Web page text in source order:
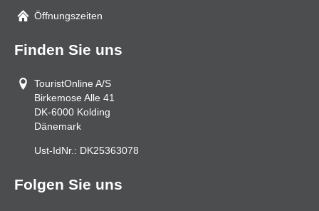
Mail
Öffnungszeiten
Finden Sie uns
TouristOnline A/S
Birkemose Alle 41
DK-6000 Kolding
Dänemark
Ust-IdNr.: DK25363078
Folgen Sie uns